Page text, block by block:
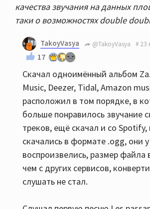
качества звучания на данных
таки о возможностях double
TakoyVasya @TakoyVasya 23
17
Скачал одноимённый альбом
Music, Deezer, Tidal, Amazon
расположил в том порядке, в
больше понравилось звучание
треков, ещё скачал и со Spotify,
скачались в формате .ogg, они
воспроизвелись, размер файла
чем с других сервисов,
слушать не стал.